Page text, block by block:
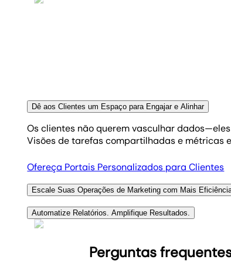
Dê aos Clientes um Espaço para Engajar e Alinhar
Os clientes não querem vasculhar
Visões de tarefas compartilhadas e métricas
Ofereça Portais Personalizados para Clientes
Escale Suas Operações de Marketing com Mais
À medida que sua agência de marketing
centenas de clientes em uma plataforma
Ver opções de permissão
Automatize Relatórios. Amplifique Resultados.
leads—tudo em um só lugar. Crie modelos
Perguntas